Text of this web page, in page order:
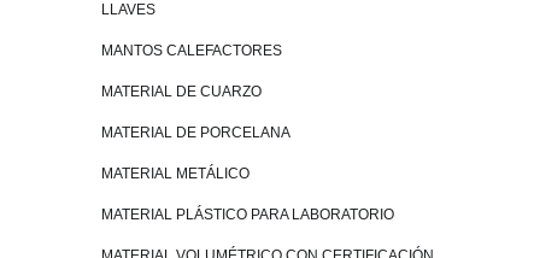
LLAVES
MANTOS CALEFACTORES
MATERIAL DE CUARZO
MATERIAL DE PORCELANA
MATERIAL METÁLICO
MATERIAL PLÁSTICO PARA LABORATORIO